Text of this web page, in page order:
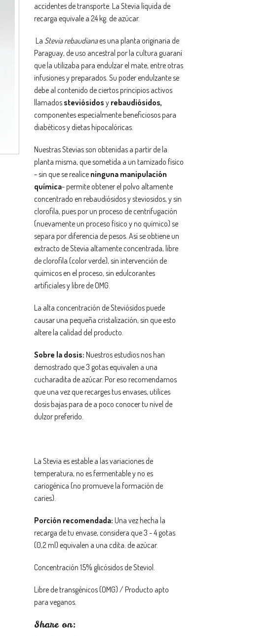
accidentes de transporte. La Stevia líquida de
recarga equivale a 24 kg. de azúcar.
La Stevia rebaudianaes una planta originaria de
Paraguay, de uso ancestral por la cultura guaraní
que la utilizaba para endulzar el mate, entre otras
infusiones y preparados. Su poder endulzante se
debe al contenido de ciertos principios activos
llamados steviósidos y rebaudiósidos,
componentes especialmente beneficiosos para
diabéticos y dietas hipocalóricas.
Nuestras Stevias son obtenidas a partir de la
planta misma, que sometida a un tamizado físico
- sin que se realice ninguna manipulación
química- permite obtener el polvo altamente
concentrado en rebaudiósidos y steviosidos, y sin
clorofila, pues por un proceso de centrifugación
(nuevamente un proceso físico y no químico) se
separa por diferencia de pesos. Así se obtiene un
extracto de Stevia altamente concentrada, libre
de clorofila (color verde), sin intervención de
químicos en el proceso, sin edulcorantes
artificiales y libre de OMG.
La alta concentración de Steviósidos puede
causar una pequeña cristalización, sin que esto
altere la calidad del producto.
Sobre la dosis: Nuestros estudios nos han
demostrado que 3 gotas equivalen a una
cucharadita de azúcar. Por eso recomendamos
que una vez que recarges tus envases, utilices
dosis bajas para de a poco conocer tu nivel de
dulzor preferido.
La Stevia es estable a las variaciones de
temperatura, no es fermentable y no es
cariogénica (no promueve la formación de
caries).
Porción recomendada: Una vez hecha la
recarga de tu envase, considera que 3 - 4 gotas
(0,2 ml) equivalen a una cdita. de azúcar.
Concentración 15% glicósidos de Steviol.
Libre de transgénicos (OMG) / Producto apto
para veganos.
Share on: